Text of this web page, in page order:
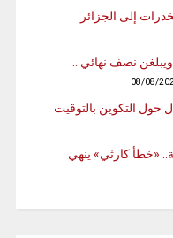
إلى الجزائر
نصف نهائي ..
08/08/
حول التكوين بالتوقيت
«خطأ كارثي» ينهي